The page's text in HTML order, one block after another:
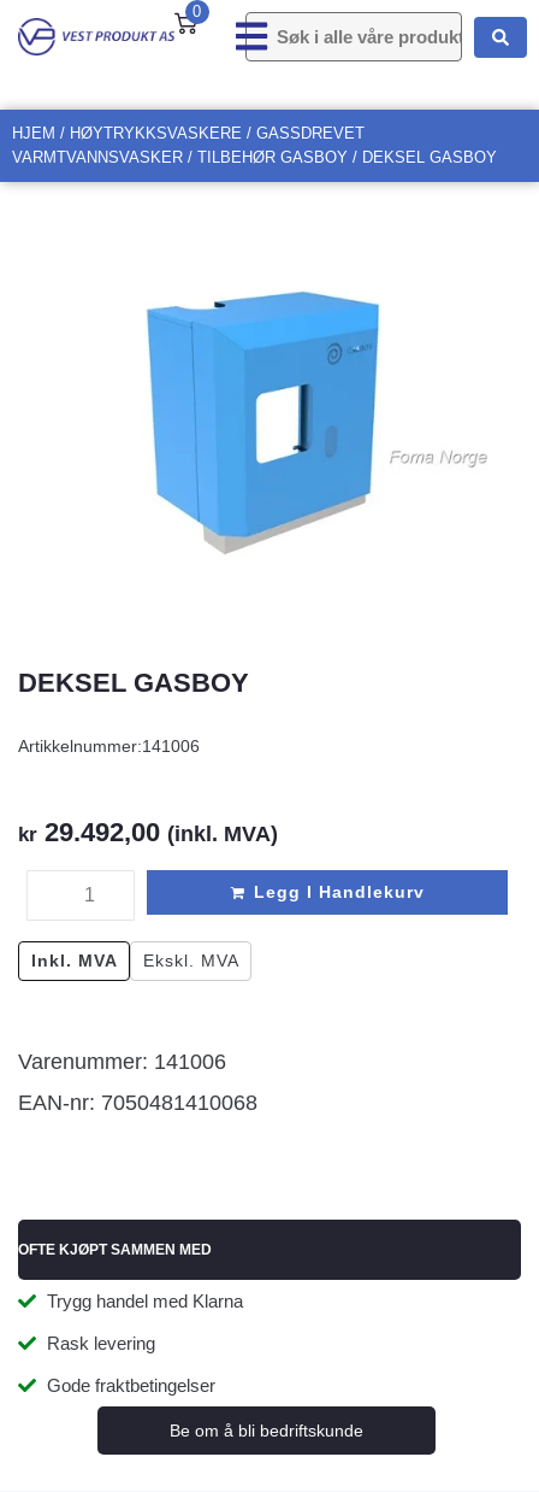
0
HJEM / HØYTRYKKSVASKERE / GASSDREVET
VARMTVANNSVASKER / TILBEHØR GASBOY / DEKSEL GASBOY
DEKSEL GASBOY
Artikkelnummer:141006
Varenummer: 141006
EAN-nr: 7050481410068
kr 29.492,00 (inkl. MVA)
Legg I Handlekurv
Inkl. MVA Ekskl. MVA
OFTE KJØPT SAMMEN MED
Trygg handel med Klarna
Rask levering
Gode fraktbetingelser
Be om å bli bedriftskunde